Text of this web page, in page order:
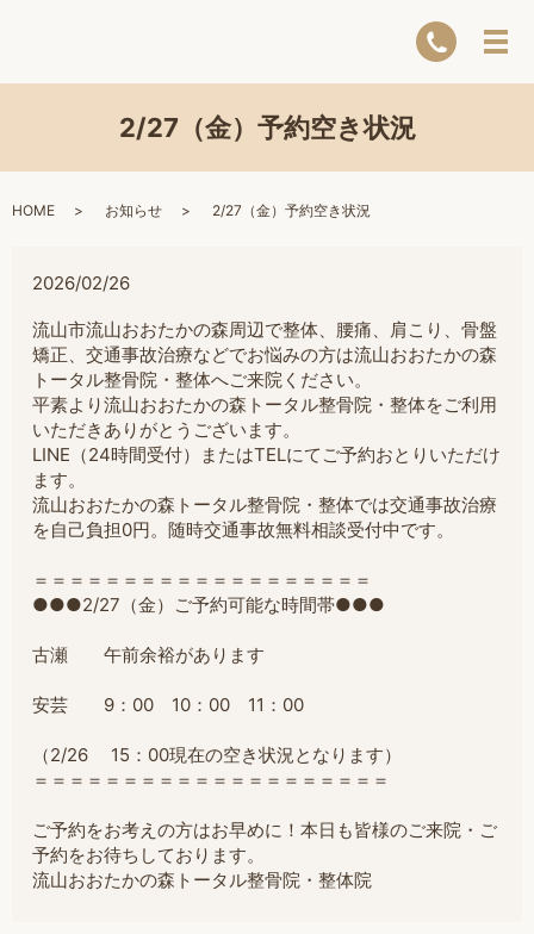
2/27（金）予約空き状況
HOME お知らせ 2/27（金）予約空き状況
2026/02/26
流山市流山おおたかの森周辺で整体、腰痛、肩こり、骨盤
矯正、交通事故治療などでお悩みの方は流山おおたかの森
トータル整骨院・整体へご来院ください。
平素より流山おおたかの森トータル整骨院・整体をご利用
いただきありがとうございます。
LINE（24時間受付）またはTELにてご予約おとりいただけ
ます。
流山おおたかの森トータル整骨院・整体では交通事故治療
を自己負担0円。随時交通事故無料相談受付中です。
＝＝＝＝＝＝＝＝＝＝＝＝＝＝＝＝＝＝＝
●●●2/27（金）ご予約可能な時間帯●●●
古瀬 午前余裕があります
安芸 9：00 10：00 11：00
（2/26 15：00現在の空き状況となります）
＝ ＝＝＝＝＝＝＝＝＝＝＝＝＝＝＝＝＝＝＝
ご予約をお考えの方はお早めに！本日も皆様のご来院・ご
予約をお待ちしております。
流山おおたかの森トータル整骨院・整体院